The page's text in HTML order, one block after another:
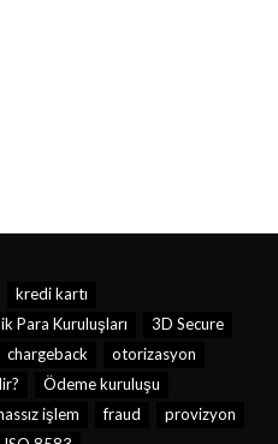
kredi kartı
Para Kuruluşları
3D Secure
chargeback
otorizasyon
Ödeme kuruluşu
işlem fraud
provizyon